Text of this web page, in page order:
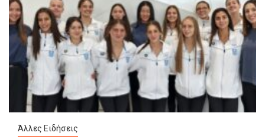
Άλλες Ειδήσεις